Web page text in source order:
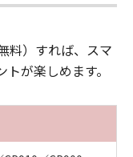
料）すれば、スマ
が楽しめます。